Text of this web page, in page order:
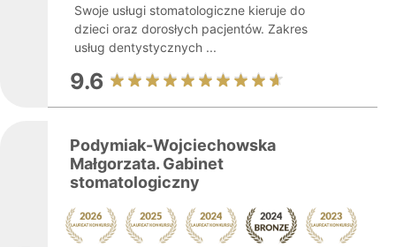
Swoje usługi stomatologiczne kieruje do
dzieci oraz dorosłych pacjentów. Zakres
usług dentystycznych ...
9.6
Podymiak-Wojciechowska
Małgorzata. Gabinet
stomatologiczny